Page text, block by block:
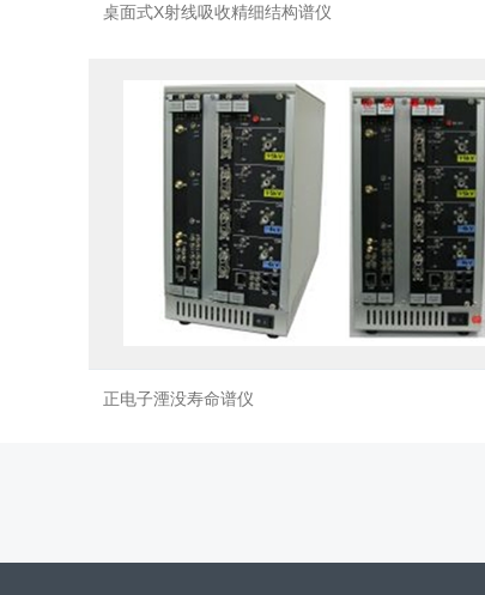
桌面式X射线吸收精细结构谱仪
正电子湮没寿命谱仪